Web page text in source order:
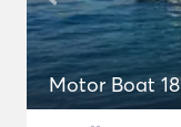
Motor Boat 18